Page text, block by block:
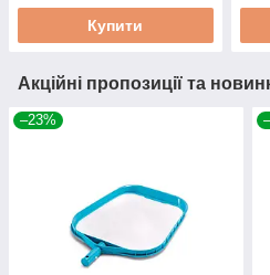
Купити
Акційні пропозиції та
–23%